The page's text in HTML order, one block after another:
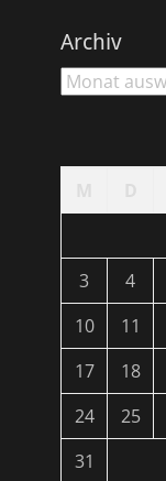
Archiv
Archiv
3
4
10
11
17
18
24
25
31